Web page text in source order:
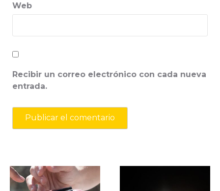
Web
Recibir un correo electrónico con cada nueva
entrada.